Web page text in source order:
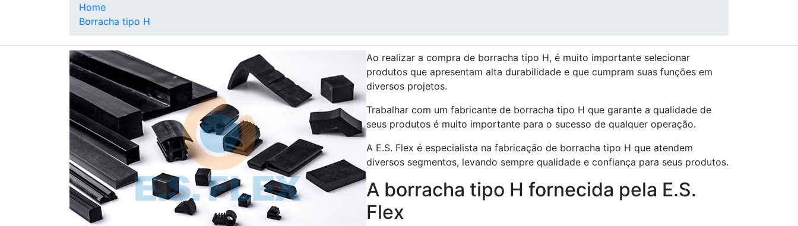
Home
Borracha tipo H
Ao realizar a compra de borracha tipo H, é muito importante selecionar
produtos que apresentam alta durabilidade e que cumpram suas funções em
diversos projetos.
Trabalhar com um fabricante de borracha tipo H que garante a qualidade de
seus produtos é muito importante para o sucesso de qualquer operação.
A E.S. Flex é especialista na fabricação de borracha tipo H que atendem
diversos segmentos, levando sempre qualidade e confiança para seus produtos.
A borracha tipo H fornecida pela E.S.
Flex